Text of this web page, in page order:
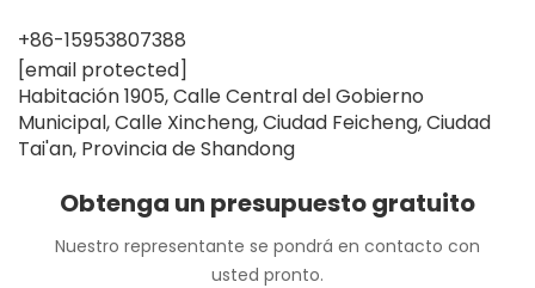
+86-15953807388
[email protected]
Habitación 1905, Calle Central del Gobierno
Municipal, Calle Xincheng, Ciudad Feicheng, Ciudad
Tai'an, Provincia de Shandong
Obtenga un presupuesto gratuito
Nuestro representante se pondrá en contacto con
usted pronto.